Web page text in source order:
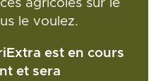
agricoles sur le
le voulez.
est en cours
et sera